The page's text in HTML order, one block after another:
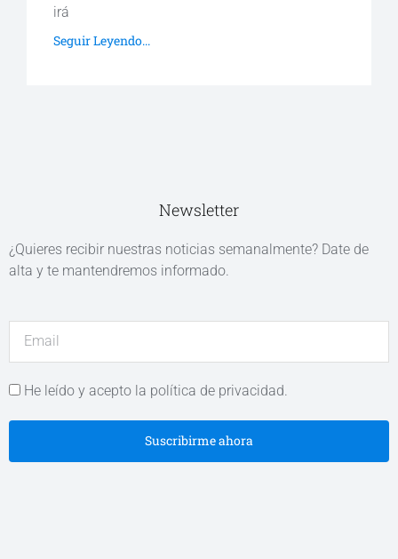
irá
Seguir Leyendo...
Newsletter
¿Quieres recibir nuestras noticias semanalmente? Date de
alta y te mantendremos informado.
He leído y acepto la política de privacidad.
Suscribirme ahora